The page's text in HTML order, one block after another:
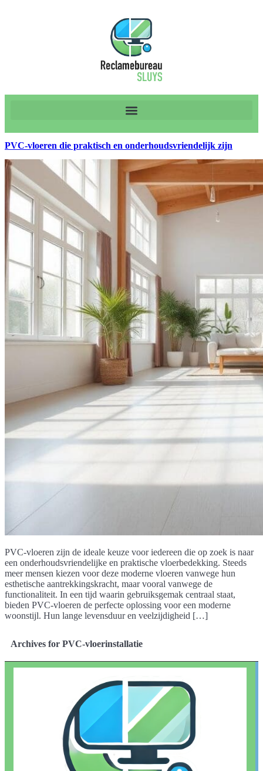
PVC‑vloeren die praktisch en onderhoudsvriendelijk zijn
PVC-vloeren zijn de ideale keuze voor iedereen die op zoek is naar
een onderhoudsvriendelijke en praktische vloerbedekking. Steeds
meer mensen kiezen voor deze moderne vloeren vanwege hun
esthetische aantrekkingskracht, maar vooral vanwege de
functionaliteit. In een tijd waarin gebruiksgemak centraal staat,
bieden PVC-vloeren de perfecte oplossing voor een moderne
woonstijl. Hun lange levensduur en veelzijdigheid […]
Archives for PVC-vloerinstallatie